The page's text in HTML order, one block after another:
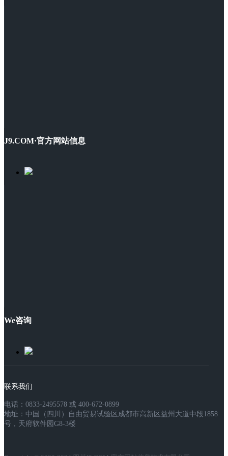
J9.COM·官方网站信息
We咨询
联系我们
电话：0833-2495578 或 400-672-0899
地址：中国（四川）自由贸易试验区成都市高新区益州大道中段1858
号，天府软件园G8-3楼